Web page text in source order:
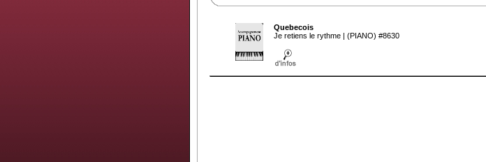
Quebecois
Je retiens le rythme | (PIANO) #8630